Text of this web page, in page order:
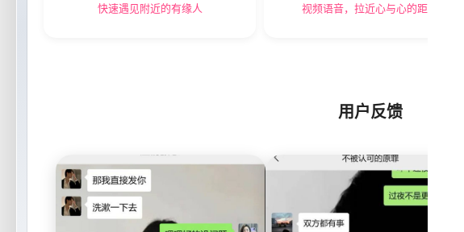
快速遇见附近的有缘人 视频语音，拉近心与心的距离
用户反馈